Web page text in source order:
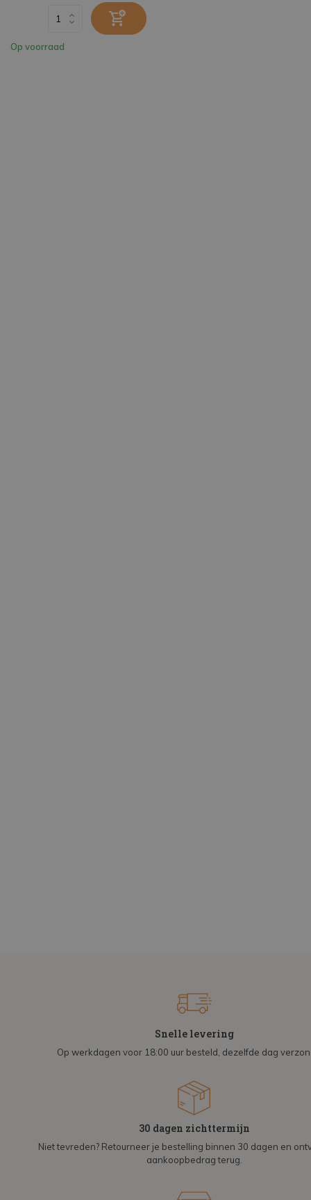
Op voorraad
Snelle levering
Op werkdagen voor 18:00 uur besteld, dezelfde dag
30 dagen zichttermijn
Niet tevreden? Retourneer je bestelling binnen 30 dagen en
aankoopbedrag terug.